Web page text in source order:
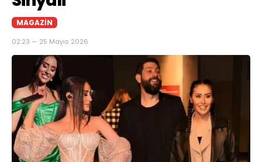
MAGAZIN
02:23 — 25 Mayıs 2026